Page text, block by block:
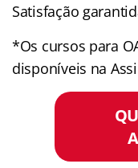
Satisfação
*Os cursos para
disponíveis na